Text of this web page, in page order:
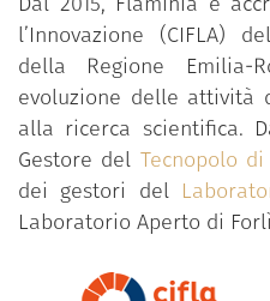
l’Innovazione (CIFLA)
della Regione Emilia-
evoluzione delle attività
alla ricerca scientifica.
Gestore del Tecnopolo di
dei gestori del
Laboratorio Aperto di